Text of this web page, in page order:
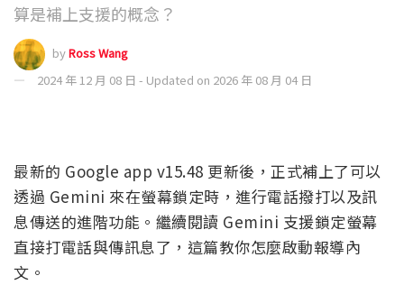
算是補上支援的概念？
byRoss Wang
2024 年 12 月 08 日 - Updated on 2026 年 08 月 04 日
最新的 Google app v15.48 更新後，正式補上了可以
透過 Gemini 來在螢幕鎖定時，進行電話撥打以及訊
息傳送的進階功能。繼續閱讀 Gemini 支援鎖定螢幕
直接打電話與傳訊息了，這篇教你怎麼啟動報導內
文。